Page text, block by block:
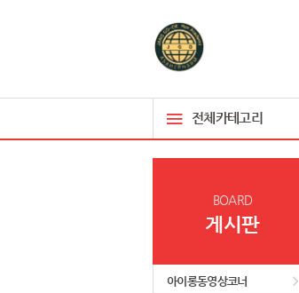
전체카테고리
BOARD
게시판
아이롱동영상코너